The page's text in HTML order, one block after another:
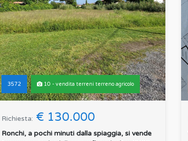
3572 10 - vendita terreni terreno agricolo
Richiesta: € 130.000
Ronchi, a pochi minuti dalla spiaggia, si vende